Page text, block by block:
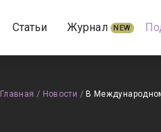
Статьи Журнал NEW
Главная / Новости / В